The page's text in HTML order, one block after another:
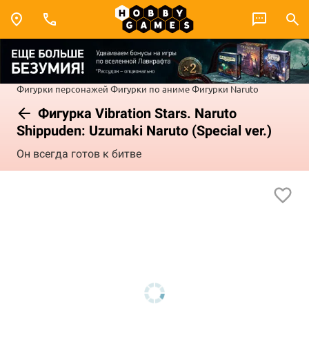
Фигурки персонажей Фигурки по анимеФигурки Naruto
Фигурка Vibration Stars. Naruto
Shippuden: Uzumaki Naruto (Special ver.)
Он всегда готов к битве